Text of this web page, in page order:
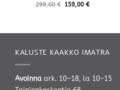
299,00€ 159,00€
KALUSTE KAAKKO IMATRA
Avoinna ark. 10–18, la 10–15